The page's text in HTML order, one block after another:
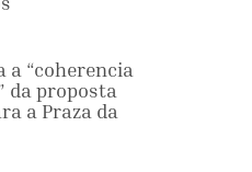
a “coherencia
da proposta
a Praza da